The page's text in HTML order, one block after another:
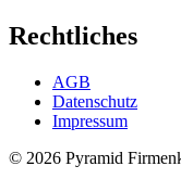
Rechtliches
AGB
Datenschutz
Impressum
© 2026 Pyramid